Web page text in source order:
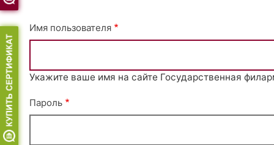
tabs
Имя пользователя
Укажите ваше имя на сайте Государственная
Пароль